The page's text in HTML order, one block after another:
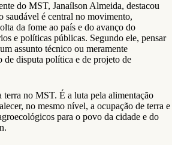
do MST, Janaílson Almeida, destacou
saudável é central no movimento,
da fome ao país e do avanço do
e políticas públicas. Segundo ele, pensar
assunto técnico ou meramente
de disputa política e de projeto de
terra no MST. É a luta pela alimentação
no mesmo nível, a ocupação de terra e
para o povo da cidade e do